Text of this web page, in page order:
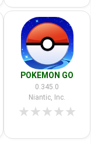
POKEMON GO
0.345.0
Niantic, Inc.
★★★★★